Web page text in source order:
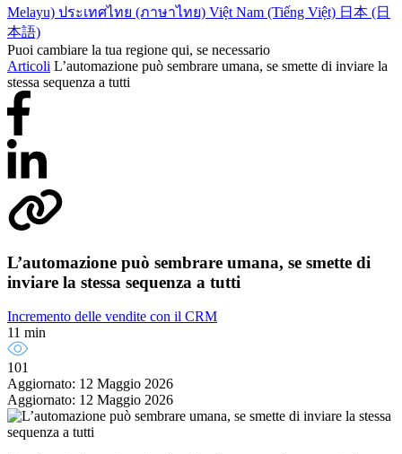
Melayu) ประเทศไทย (ภาษาไทย) Việt Nam (Tiếng Việt) 日本 (日
本語)
Puoi cambiare la tua regione qui, se necessario
Articoli L’automazione può sembrare umana, se smette di inviare la
stessa sequenza a tutti
L’automazione può sembrare umana, se smette di
inviare la stessa sequenza a tutti
Incremento delle vendite con il CRM
11 min
101
Aggiornato: 12 Maggio 2026
Aggiornato: 12 Maggio 2026